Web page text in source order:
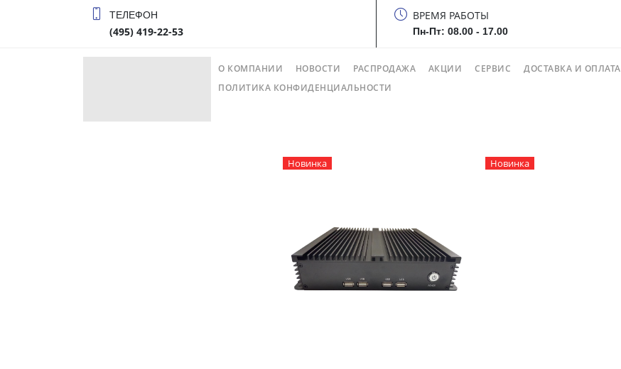
ТЕЛЕФОН
(495) 419-22-53
ВРЕМЯ РАБОТЫ
Пн-Пт: 08.00 - 17.00
О КОМПАНИИ НОВОСТИ РАСПРОДАЖА АКЦИИ СЕРВИС ДОСТАВКА И ОПЛАТА
ПОЛИТИКА КОНФИДЕНЦИАЛЬНОСТИ
Новинка Новинка